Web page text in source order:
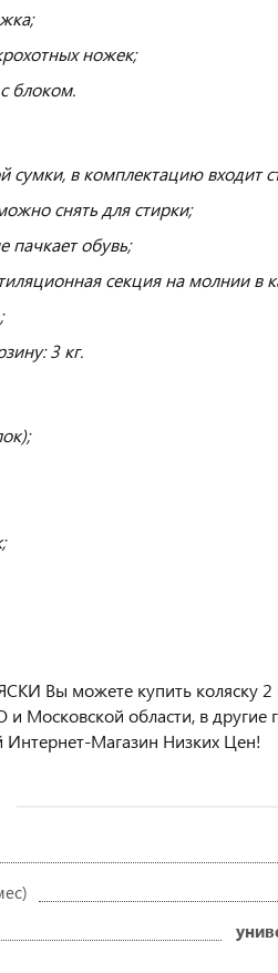
ножек;
блоком.
сумки, в комплектацию входит
снять для стирки;
пачкает обувь;
секция на молнии в
3 кг.
Вы можете купить коляску
Московской области, в другие
Магазин Низких Цен!